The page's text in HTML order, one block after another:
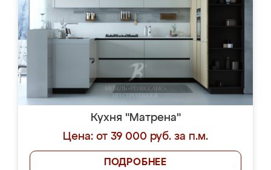
Кухня "Матрена"
Цена: от 39 000 руб. за п.м.
ПОДРОБНЕЕ